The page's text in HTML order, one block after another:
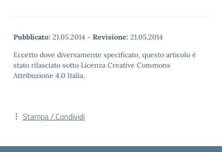
Pubblicato: 21.05.2014 - Revisione: 21.05.2014
Eccetto dove diversamente specificato, questo articolo è
stato rilasciato sotto Licenza Creative Commons
Attribuzione 4.0 Italia.
Stampa / Condividi